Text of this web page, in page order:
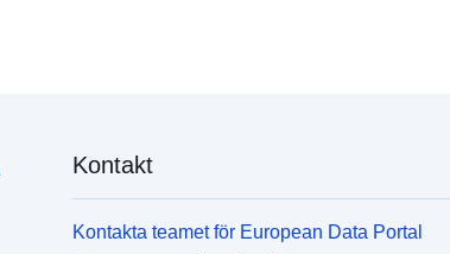
Kontakt
Kontakta teamet för European Data Portal